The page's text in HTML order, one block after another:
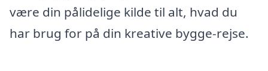
være din pålidelige kilde til alt, hvad du
har brug for på din kreative bygge-rejse.